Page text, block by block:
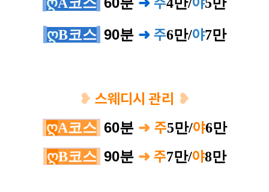
ღB코스 90분 ➜ 주6만/야7만
❥ 스웨디시 관리 ❥
ღA코스 60분 ➜ 주5만/야6만
ღB코스 90분 ➜ 주7만/야8만